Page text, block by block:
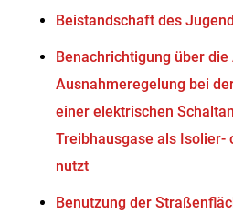
Beistandschaft des
Benachrichtigung über
Ausnahmeregelung bei
einer elektrischen
Treibhausgase als Isolier-
nutzt
Benutzung der